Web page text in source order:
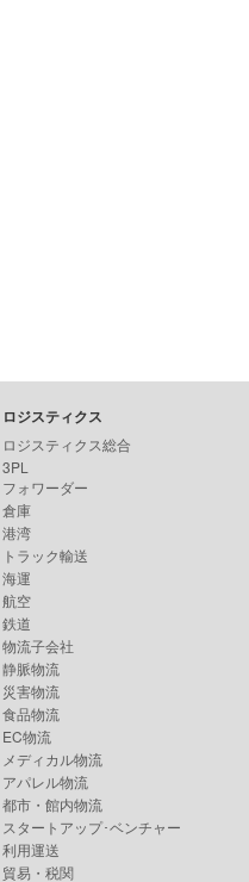
ロジスティクス
ロジスティクス総合
3PL
フォワーダー
倉庫
港湾
トラック輸送
海運
航空
鉄道
物流子会社
静脈物流
災害物流
食品物流
EC物流
メディカル物流
アパレル物流
都市・館内物流
スタートアップ･ベンチャー
利用運送
貿易・税関